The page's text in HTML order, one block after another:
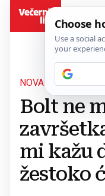
NOVA KARIJERA
Bolt ne
mi kažu
žestoko